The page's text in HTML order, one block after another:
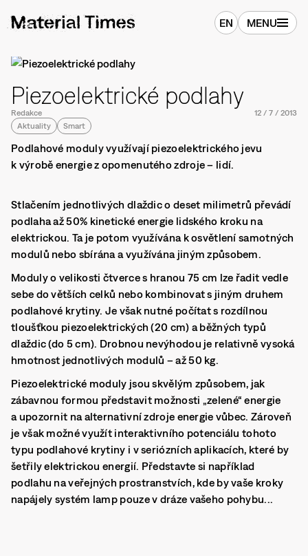
EN MENU
Piezoelektrické podlahy
Redakce 12 / 7 / 2013
Aktuality
Smart
Podlahové moduly využívají piezoelektrického jevu
k výrobě energie z opomenutého zdroje – lidí.
Stlačením jednotlivých dlaždic o deset milimetrů převádí
podlaha až 50% kinetické energie lidského kroku na
elektrickou. Ta je potom využívána k osvětlení samotných
modulů nebo sbírána a využívána jiným způsobem.
Moduly o velikosti čtverce s hranou 75 cm lze řadit vedle
sebe do větších celků nebo kombinovat s jiným druhem
podlahové krytiny. Je však nutné počítat s rozdílnou
tloušťkou piezoelektrických (20 cm) a běžných typů
dlaždic (do 5 cm). Drobnou nevýhodou je relativně vysoká
hmotnost jednotlivých modulů – až 50 kg.
Piezoelektrické moduly jsou skvělým způsobem, jak
zábavnou formou představit možnosti „zelené“ energie
a upozornit na alternativní zdroje energie vůbec. Zároveň
je však možné využít interaktivního potenciálu tohoto
typu podlahové krytiny i v seriózních aplikacích, které by
šetřily elektrickou energií. Představte si například
podlahu na veřejných prostranstvích, kde by vaše kroky
napájely systém lamp pouze v dráze vašeho pohybu...